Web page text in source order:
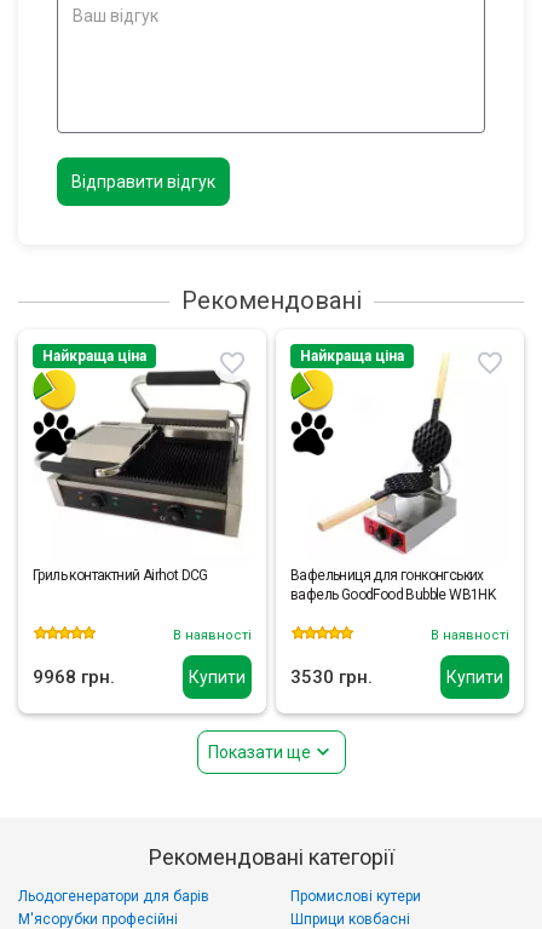
Відправити відгук
Рекомендовані
Купити
Найкраща ціна
Гриль контактний Airhot DCG
В наявності
9968 грн. Купити
Найкраща ціна
Вафельниця для гонконгських
вафель GoodFood Bubble WB1HK
В наявності
3530 грн.
Показати ще
Рекомендовані категорії
Льодогенератори для барів
М'ясорубки професійні
Промислові кутери
Шприци ковбасні